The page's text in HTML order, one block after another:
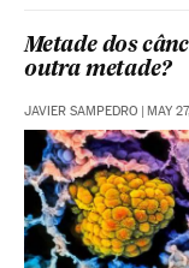
Metade dos
outra metade?
JAVIER SAMPEDRO MAY